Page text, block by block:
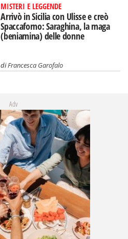
MISTERI E LEGGENDE
Arrivò in Sicilia con Ulisse e creò
Spaccaforno: Saraghina, la maga
(beniamina) delle donne
diFrancesca Garofalo
Adv